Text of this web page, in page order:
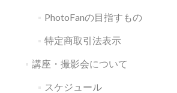
PhotoFanの目指すもの
特定商取引法表示
講座・撮影会について
スケジュール